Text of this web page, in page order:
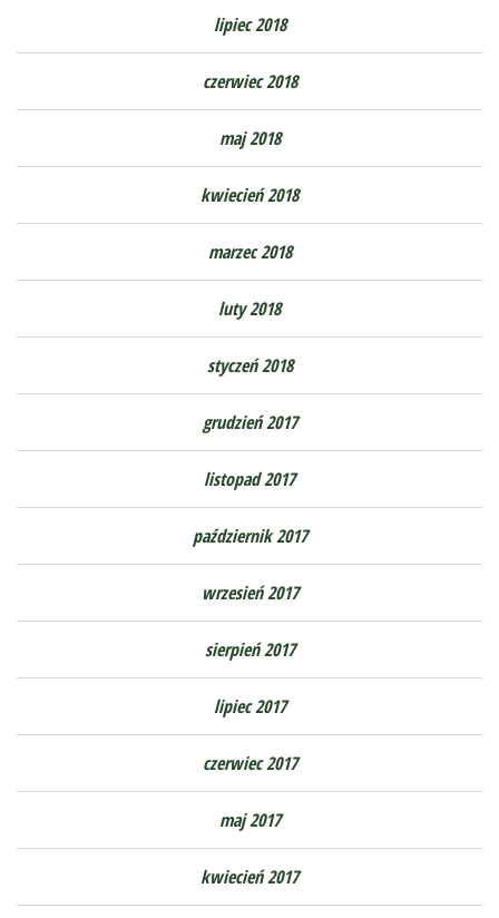
lipiec 2018
czerwiec 2018
maj 2018
kwiecień 2018
marzec 2018
luty 2018
styczeń 2018
grudzień 2017
listopad 2017
październik 2017
wrzesień 2017
sierpień 2017
lipiec 2017
czerwiec 2017
maj 2017
kwiecień 2017